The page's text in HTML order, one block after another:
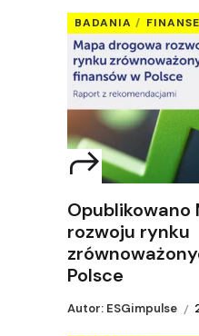
BADANIA FINANSE
Opublikowano
rozwoju rynku
Polsce
Autor: ESGimpulse